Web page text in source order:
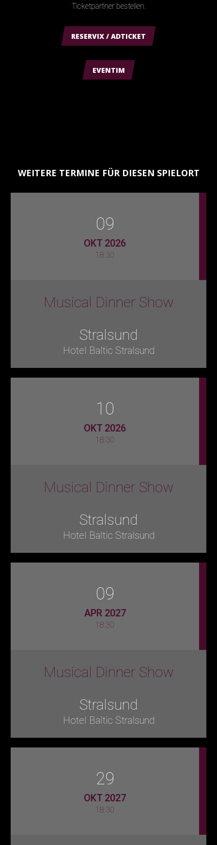
Ticketpartner bestellen.
RESERVIX / ADTICKET
EVENTIM
WEITERE TERMINE FÜR DIESEN SPIELORT
09
OKT 2026
18:30
Musical Dinner Show
Stralsund
Hotel Baltic Stralsund
10
OKT 2026
18:30
Musical Dinner Show
Stralsund
Hotel Baltic Stralsund
09
APR 2027
18:30
Musical Dinner Show
Stralsund
Hotel Baltic Stralsund
29
OKT 2027
18:30